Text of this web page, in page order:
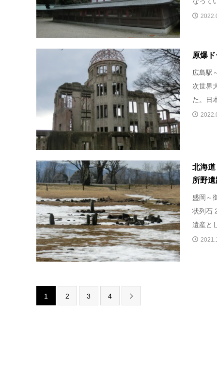
原爆
広島駅
次世界
た。日
北海
所野
盛岡～
状列石
遺産と
1 2 3 4 